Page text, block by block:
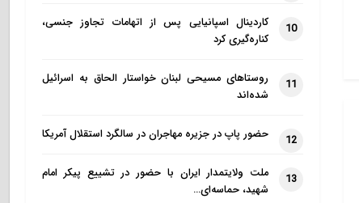
10
کاردینال اسپانیایی پس از اتهامات تجاوز جنسی،
کناره‌گیری کرد
11
روستاهای مسیحی لبنان خواستار الحاق به اسرائیل
شده‌اند
12 حضور پاپ در جزیره مهاجران در سالگرد استقلال آمریکا
13
ملت ولایتمدار ایران با حضور در تشییع پیکر امام
شهید، حماسه‌ای…